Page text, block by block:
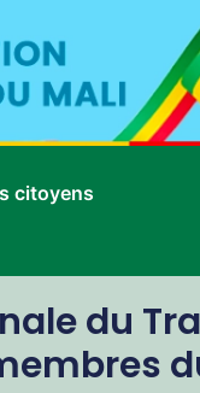
citoyens
du